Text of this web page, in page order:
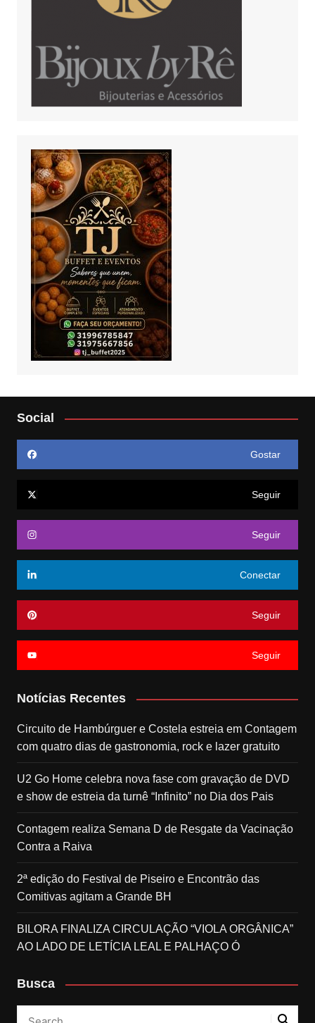
Social
Gostar
Seguir
Seguir
Conectar
Seguir
Seguir
Notícias Recentes
Circuito de Hambúrguer e Costela estreia em Contagem
com quatro dias de gastronomia, rock e lazer gratuito
U2 Go Home celebra nova fase com gravação de DVD
e show de estreia da turnê “Infinito” no Dia dos Pais
Contagem realiza Semana D de Resgate da Vacinação
Contra a Raiva
2ª edição do Festival de Piseiro e Encontrão das
Comitivas agitam a Grande BH
BILORA FINALIZA CIRCULAÇÃO “VIOLA ORGÂNICA”
AO LADO DE LETÍCIA LEAL E PALHAÇO Ó
Busca